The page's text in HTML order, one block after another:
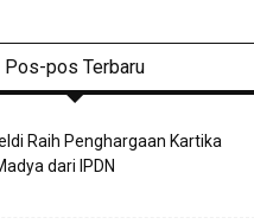
Pos-pos Terbaru
Raih Penghargaan Kartika
dari IPDN